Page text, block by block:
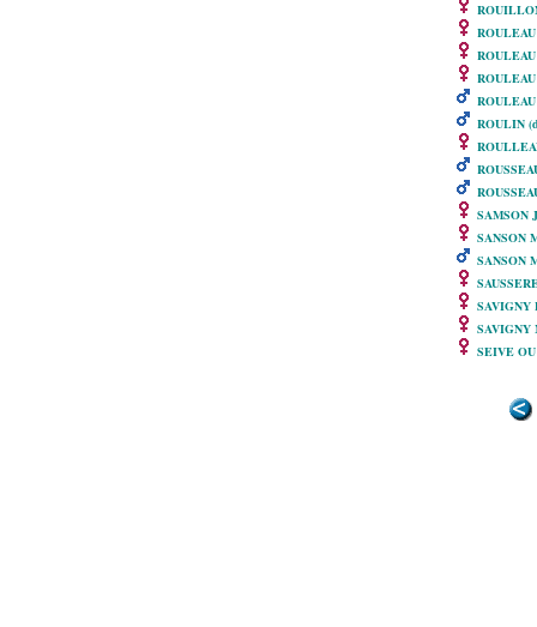
ROULEAU
ROULEAU
ROULIN
SAMSON
SANSON
SANSON
SAVIGNY
SAVIGNY
SEIVE